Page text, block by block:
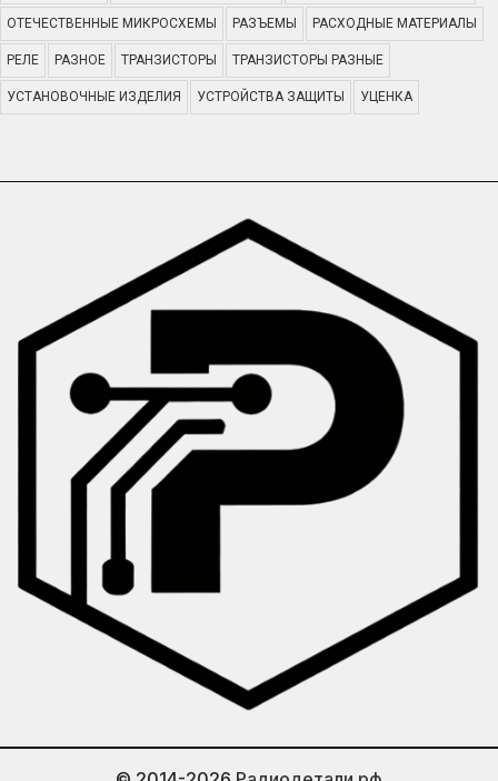
ОТЕЧЕСТВЕННЫЕ МИКРОСХЕМЫ РАЗЪЕМЫ РАСХОДНЫЕ МАТЕРИАЛЫ
РЕЛЕ РАЗНОЕ ТРАНЗИСТОРЫ ТРАНЗИСТОРЫ РАЗНЫЕ
УСТАНОВОЧНЫЕ ИЗДЕЛИЯ УСТРОЙСТВА ЗАЩИТЫ УЦЕНКА